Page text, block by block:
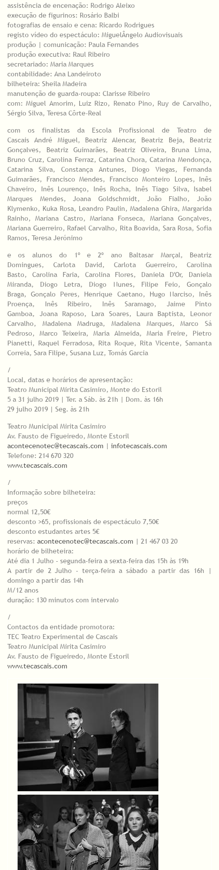
assistência de encenação: Rodrigo Aleixo
execução de figurinos: Rosário Balbi
fotografias de ensaio e cena: Ricardo Rodrigues
registo vídeo do espectáculo: MiguelÂngelo Audiovisuais
produção | comunicação: Paula Fernandes
produção executiva: Raul Ribeiro
secretariado: Maria Marques
contabilidade: Ana Landeiroto
bilheteira: Sheila Madeira
manutenção de guarda-roupa: Clarisse Ribeiro
com: Miguel Amorim, Luiz Rizo, Renato Pino, Ruy de Carvalho,
Sérgio Silva, Teresa Côrte-Real
com os finalistas da Escola Profissional de Teatro de
Cascais André Miguel, Beatriz Alencar, Beatriz Beja, Beatriz
Gonçalves, Beatriz Guimarães, Beatriz Oliveira, Bruna Lima,
Bruno Cruz, Carolina Ferraz, Catarina Chora, Catarina Mendonça,
Catarina Silva, Constança Antunes, Diogo Viegas, Fernanda
Guimarães, Francisco Mendes, Francisco Monteiro Lopes, Inês
Chaveiro, Inês Lourenço, Inês Rocha, Inês Tiago Silva, Isabel
Marques Mendes, Joana Goldschmidt, João Fialho, João
Klymenko, Kuka Rosa, Leandro Paulin, Madalena Ghira, Margarida
Rainho, Mariana Castro, Mariana Fonseca, Mariana Gonçalves,
Mariana Guerreiro, Rafael Carvalho, Rita Boavida, Sara Rosa, Sofia
Ramos, Teresa Jerónimo
e os alunos do 1º e 2º ano Baltasar Marçal, Beatriz
Domingues, Carlota David, Carlota Guerreiro, Carolina
Basto, Carolina Faria, Carolina Flores, Daniela D'Or, Daniela
Miranda, Diogo Letra, Diogo Nunes, Filipe Feio, Gonçalo
Braga, Gonçalo Peres, Henrique Caetano, Hugo Narciso, Inês
Proença, Inês Ribeiro, Inês Saramago, Jaime Pinto
Gamboa, Joana Raposo, Lara Soares, Laura Baptista, Leonor
Carvalho, Madalena Madruga, Madalena Marques, Marco Sá
Pedroso, Marco Teixeira, Maria Almeida, Maria Freire, Pietro
Pianetti, Raquel Ferradosa, Rita Roque, Rita Vicente, Samanta
Correia, Sara Filipe, Susana Luz, Tomás Garcia
/
Local, datas e horários de apresentação:
Teatro Municipal Mirita Casimiro, Monte do Estoril
5 a 31 julho 2019 | Ter. a Sáb. às 21h | Dom. às 16h
29 julho 2019 | Seg. às 21h
Teatro Municipal Mirita Casimiro
Av. Fausto de Figueiredo, Monte Estoril
acontecenotec@tecascais.com | infotecascais.com
Telefone: 214 670 320
www.tecascais.com
/
Informação sobre bilheteira:
preços
normal 12,50€
desconto >65, profissionais de espectáculo 7,50€
desconto estudantes artes 5€
reservas: acontecenotec@tecascais.com | 21 467 03 20
horário de bilheteira:
Até dia 1 Julho - segunda-feira a sexta-feira das 15h às 19h
A partir de 2 Julho - terça-feira a sábado a partir das 16h |
domingo a partir das 14h
M/12 anos
duração: 130 minutos com intervalo
/
Contactos da entidade promotora:
TEC Teatro Experimental de Cascais
Teatro Municipal Mirita Casimiro
Av. Fausto de Figueiredo, Monte Estoril
www.tecascais.com